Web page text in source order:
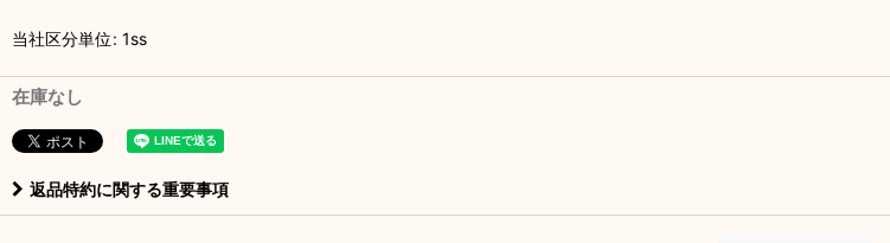
当社区分単位: 1ss
在庫なし
返品特約に関する重要事項